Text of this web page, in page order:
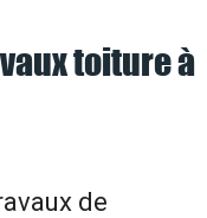
toiture à
de